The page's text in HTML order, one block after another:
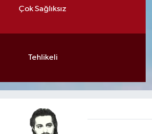
Çok Sağlıksız
Tehlikeli